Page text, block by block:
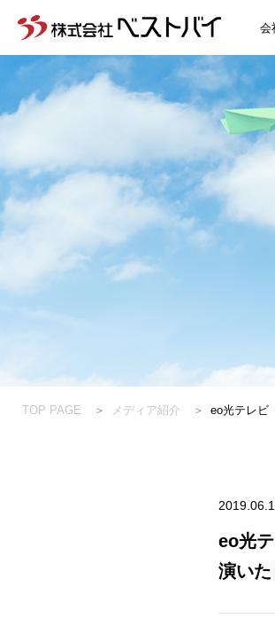
会
TOP PAGE メディア紹介 eo光テレビ
eo光
演いた